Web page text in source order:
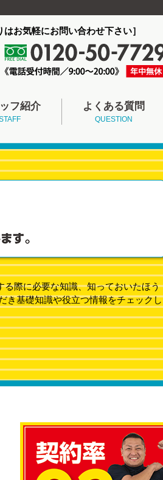
はお気軽にお問い合わせ下さい］
フ紹介 よくある質問
QUESTION
際に必要な知識、知っておいたほう
き基礎知識や役立つ情報をチェックし